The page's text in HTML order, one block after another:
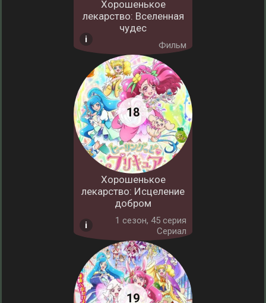
Хорошенькое
лекарство: Вселенная
чудес
Фильм
Хорошенькое
лекарство: Исцеление
добром
1 cезон, 45 серия
Сериал